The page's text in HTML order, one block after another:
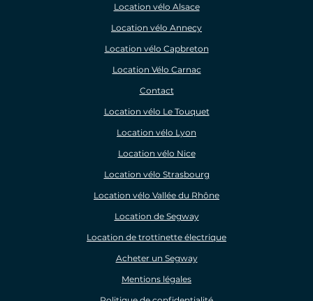
Location vélo Alsace
Location vélo Annecy
Location vélo Capbreton
Location Vélo Carnac
Contact
Location vélo Le Touquet
Location vélo Lyon
Location vélo Nice
Location vélo Strasbourg
Location vélo Vallée du Rhône
Location de Segway
Location de trottinette électrique
Acheter un Segway
Mentions légales